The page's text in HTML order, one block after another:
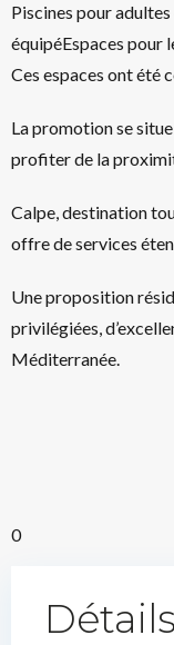
Piscines pour
équipéEspaces pour
Ces espaces ont été
La promotion se
profiter de la
Calpe, destination
offre de services
Une proposition
privilégiées,
Méditerranée.
0